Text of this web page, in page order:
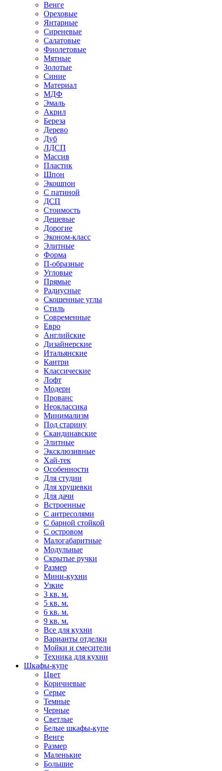
Венге
Ореховые
Янтарные
Сиреневые
Салатовые
Фиолетовые
Мятные
Золотые
Синие
Материал
МДФ
Эмаль
Акрил
Береза
Дерево
Дуб
ЛДСП
Массив
Пластик
Шпон
Экошпон
С патиной
ДСП
Стоимость
Дешевые
Дорогие
Эконом-класс
Элитные
Форма
П-образные
Угловые
Прямые
Радиусные
Скошенные углы
Стиль
Современные
Евро
Английские
Дизайнерские
Итальянские
Кантри
Классические
Лофт
Модерн
Прованс
Неоклассика
Минимализм
Под старину
Скандинавские
Элитные
Эксклюзивные
Хай-тек
Особенности
Для студии
Для хрущевки
Для дачи
Встроенные
С антресолями
С барной стойкой
С островом
Малогабаритные
Модульные
Скрытые ручки
Размер
Мини-кухни
Узкие
3 кв. м.
5 кв. м.
6 кв. м.
9 кв. м.
Все для кухни
Варианты отделки
Мойки и смесители
Техника для кухни
Шкафы-купе
Цвет
Коричневые
Серые
Темные
Черные
Светлые
Белые шкафы-купе
Венге
Размер
Маленькие
Большие